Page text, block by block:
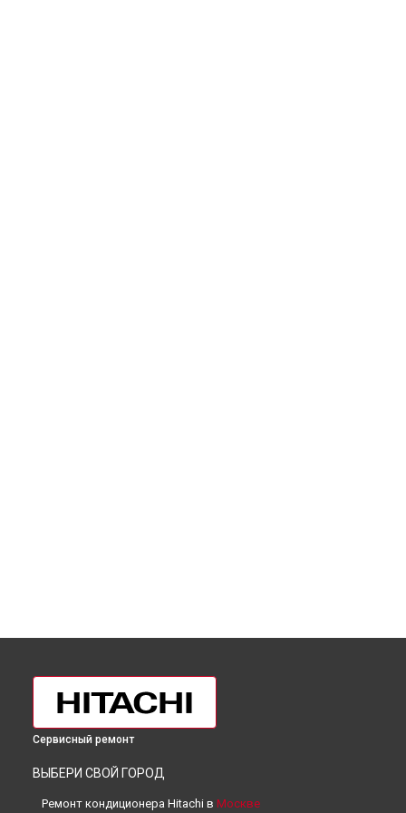
Сервисный ремонт
ВЫБЕРИ СВОЙ ГОРОД
Ремонт кондиционера Hitachi в Москве